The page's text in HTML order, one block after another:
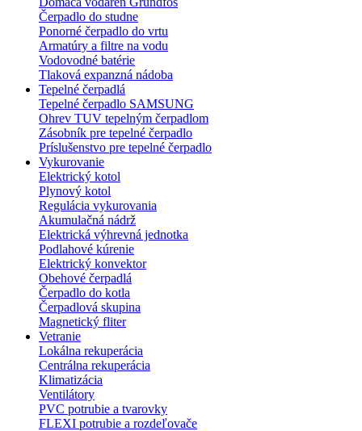
Čerpadlo do studne
Ponorné čerpadlo do vrtu
Armatúry a filtre na vodu
Vodovodné batérie
Tlaková expanzná nádoba
Tepelné čerpadlá
Tepelné čerpadlo SAMSUNG
Ohrev TUV tepelným čerpadlom
Zásobník pre tepelné čerpadlo
Príslušenstvo pre tepelné čerpadlo
Vykurovanie
Elektrický kotol
Plynový kotol
Regulácia vykurovania
Akumulačná nádrž
Elektrická výhrevná jednotka
Podlahové kúrenie
Elektrický konvektor
Obehové čerpadlá
Čerpadlo do kotla
Čerpadlová skupina
Magnetický fliter
Vetranie
Lokálna rekuperácia
Centrálna rekuperácia
Klimatizácia
Ventilátory
PVC potrubie a tvarovky
FLEXI potrubie a rozdeľovače